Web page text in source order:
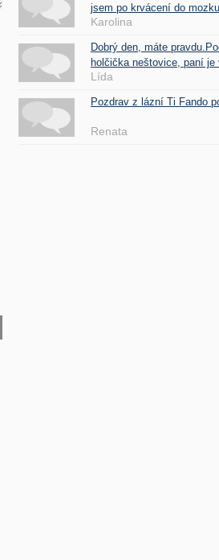
jsem po krvácení do
Karolina
Dobrý den, máte
holčička neštovice, paní je
Lída
Pozdrav z lázní Ti Fando
Renata